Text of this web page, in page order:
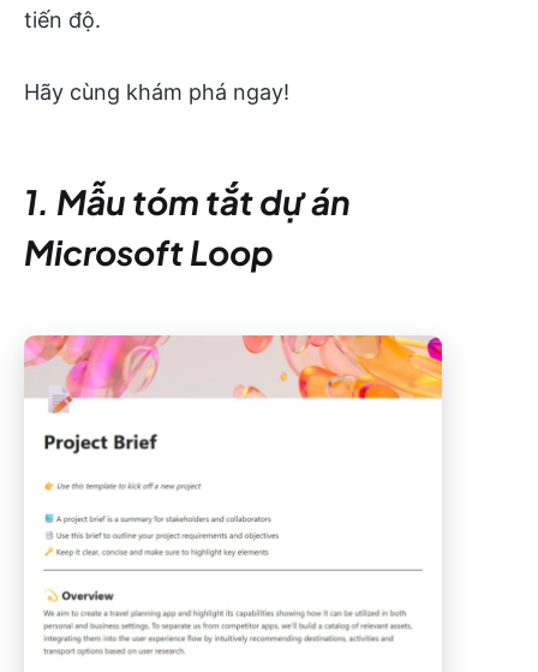
tiến độ.
Hãy cùng khám phá ngay!
1. Mẫu tóm tắt dự án
Microsoft Loop